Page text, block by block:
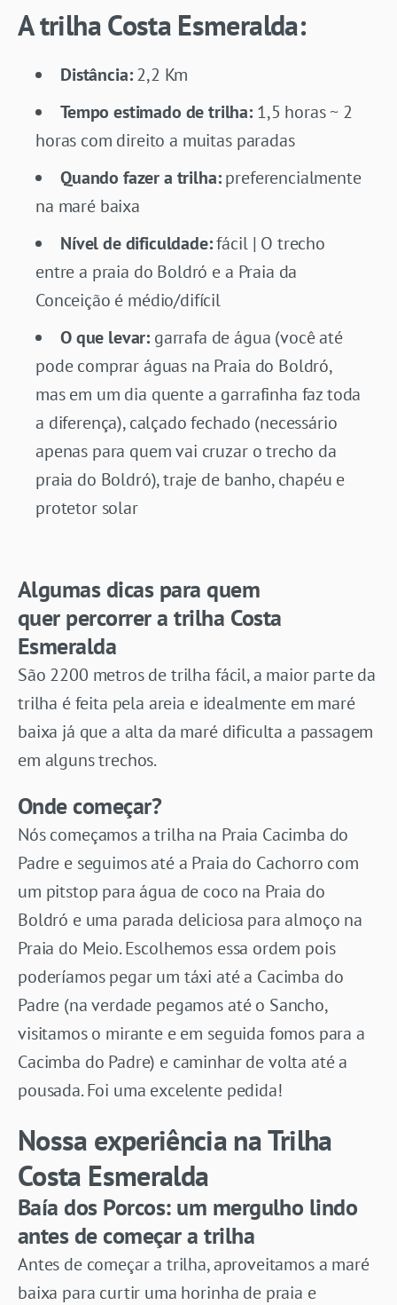
A trilha Costa Esmeralda:
Distância:2,2 Km
Tempo estimado de trilha: 1,5 horas ~ 2
horas com direito a muitas paradas
Quando fazer a trilha:preferencialmente
na maré baixa
Nível de dificuldade:fácil | O trecho
entre a praia do Boldró e a Praia da
Conceição é médio/difícil
O que levar: garrafa de água (você até
pode comprar águas na Praia do Boldró,
mas em um dia quente a garrafinha faz toda
a diferença), calçado fechado (necessário
apenas para quem vai cruzar o trecho da
praia do Boldró), traje de banho, chapéu e
protetor solar
Algumas dicas para quem
quer percorrer a trilha Costa
Esmeralda
São 2200 metros de trilha fácil, a maior parte da
trilha é feita pela areia e idealmente em maré
baixa já que a alta da maré dificulta a passagem
em alguns trechos.
Onde começar?
Nós começamos a trilha na Praia Cacimba do
Padre e seguimos até a Praia do Cachorro com
um pitstop para água de coco na Praia do
Boldró e uma parada deliciosa para almoço na
Praia do Meio. Escolhemos essa ordem pois
poderíamos pegar um táxi até a Cacimba do
Padre (na verdade pegamos até o Sancho,
visitamos o mirante e em seguida fomos para a
Cacimba do Padre) e caminhar de volta até a
pousada. Foi uma excelente pedida!
Nossa experiência na Trilha
Costa Esmeralda
Baía dos Porcos: um mergulho lindo
antes de começar a trilha
Antes de começar a trilha, aproveitamos a maré
baixa para curtir uma horinha de praia e